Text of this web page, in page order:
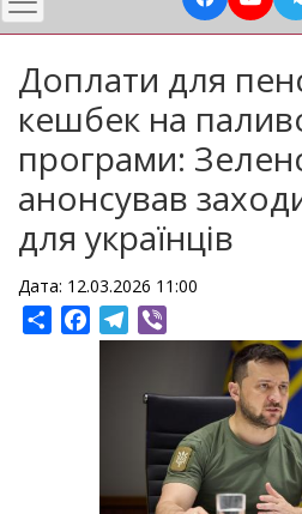
Доплати для
кешбек на
програми:
анонсував
для українців
Дата: 12.03.2026 11:00
ShareFacebookTelegram